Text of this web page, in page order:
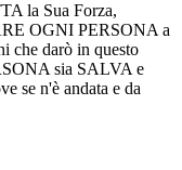
la Sua Forza,
OGNI PERSONA a
che darò in questo
sia SALVA e
se n'è andata e da